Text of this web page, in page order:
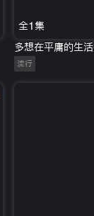
全1集
多想在平庸的生
流行